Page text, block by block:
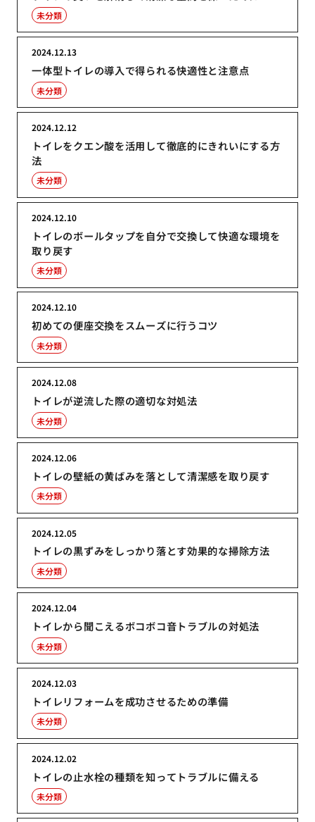
未分類
一体型トイレの導入で得られる快適性と注意点
2024.12.13
未分類
トイレをクエン酸を活用して徹底的にきれいにする方
法
2024.12.12
未分類
トイレのボールタップを自分で交換して快適な環境を
取り戻す
2024.12.10
未分類
初めての便座交換をスムーズに行うコツ
2024.12.10
未分類
トイレが逆流した際の適切な対処法
2024.12.08
未分類
トイレの壁紙の黄ばみを落として清潔感を取り戻す
2024.12.06
未分類
トイレの黒ずみをしっかり落とす効果的な掃除方法
2024.12.05
未分類
トイレから聞こえるボコボコ音トラブルの対処法
2024.12.04
未分類
トイレリフォームを成功させるための準備
2024.12.03
未分類
トイレの止水栓の種類を知ってトラブルに備える
2024.12.02
未分類